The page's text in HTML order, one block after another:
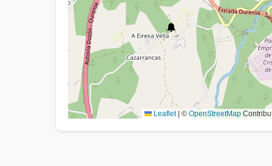
Leaflet © OpenStreetMap